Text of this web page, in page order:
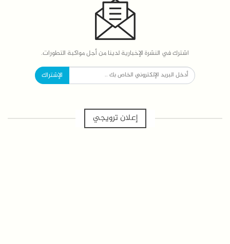
اشترك في النشرة الإخبارية لدينا من أجل مواكبة التطورات.
الإشتراك
إعلان ترويجي